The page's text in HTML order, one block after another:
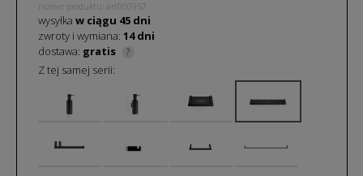
numer produktu: art000957
wysyłka w ciągu 45dni
zwroty i wymiana: 14 dni
dostawa: gratis ?
Z tej samej serii: